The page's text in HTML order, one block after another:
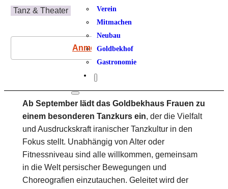
Verein
Mitmachen
Neubau
Goldbekhof
Gastronomie
Tanz & Theater
Anmeldung
Ab September lädt das Goldbekhaus Frauen zu
einem besonderen Tanzkurs ein, der die Vielfalt
und Ausdruckskraft iranischer Tanzkultur in den
Fokus stellt. Unabhängig von Alter oder
Fitnessniveau sind alle willkommen, gemeinsam
in die Welt persischer Bewegungen und
Choreografien einzutauchen. Geleitet wird der